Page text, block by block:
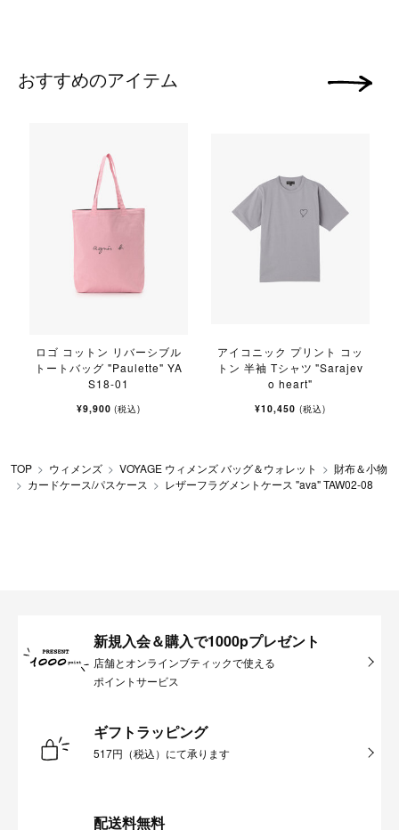
おすすめのアイテム
ロゴ コットン リバーシブル
トートバッグ "Paulette" YA
S18-01
¥9,900(税込)
アイコニック プリント コッ
トン 半袖 Tシャツ "Sarajev
o heart"
¥10,450 (税込)
次の画像
TOP ウィメンズ VOYAGE ウィメンズ バッグ＆ウォレット
財布＆小物
カードケース/パスケース
レザーフラグメントケース "ava" TAW02-08
新規入会＆購入で1000pプレゼント
店舗とオンラインブティックで使える
ポイントサービス
ギフトラッピング
517円（税込）にて承ります
配送料無料